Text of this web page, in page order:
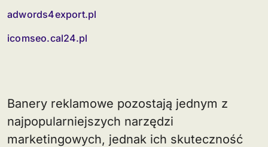
adwords4export.pl
icomseo.cal24.pl
Banery reklamowe pozostają jednym z
najpopularniejszych narzędzi
marketingowych, jednak ich skuteczność